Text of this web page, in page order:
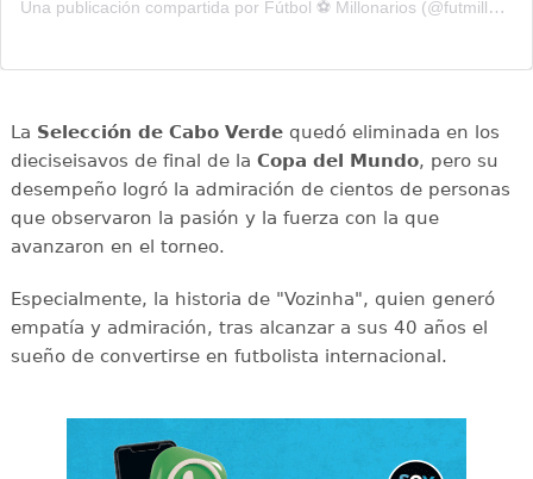
Una publicación compartida por Fútbol ⚽️ Millonarios (@futmillonarios)
La Selección de Cabo Verdequedó eliminada en los
dieciseisavos de final de la Copa del Mundo, pero su
desempeño logró la admiración de cientos de personas
que observaron la pasión y la fuerza con la que
avanzaron en el torneo.
Especialmente, la historia de "Vozinha", quien generó
empatía y admiración, tras alcanzar a sus 40 años el
sueño de convertirse en futbolista internacional.